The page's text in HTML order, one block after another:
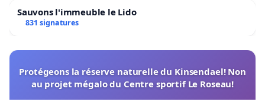
Sauvons l'immeuble le Lido
831 signatures
Protégeons la réserve naturelle du Kinsendael! Non
au projet mégalo du Centre sportif Le Roseau!